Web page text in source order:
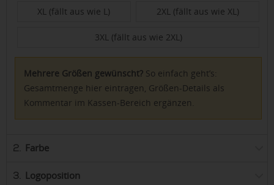
XL (fällt aus wie L) 2XL (fällt aus wie XL)
3XL (fällt aus wie 2XL)
Mehrere Größen gewünscht?So einfach geht’s:
Gesamtmenge hier eintragen, Größen-Details als
Kommentar im Kassen-Bereich ergänzen.
2. Farbe
3. Logoposition